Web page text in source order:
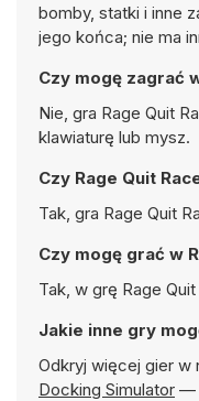
bomby, statki i inne
jego końca; nie ma
Czy mogę zagrać
Nie, gra Rage Quit
klawiaturę lub mysz.
Czy Rage Quit
Tak, gra Rage Quit
Czy mogę grać w
Tak, w grę Rage
Jakie inne gry
Odkryj więcej gier w
Docking Simulator —